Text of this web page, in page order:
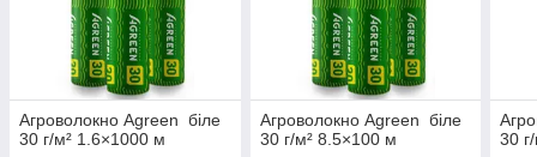
Агроволокно Agreen біле
30 г/м² 1.6×1000 м
Агроволокно Agreen біле
30 г/м² 8.5×100 м
30